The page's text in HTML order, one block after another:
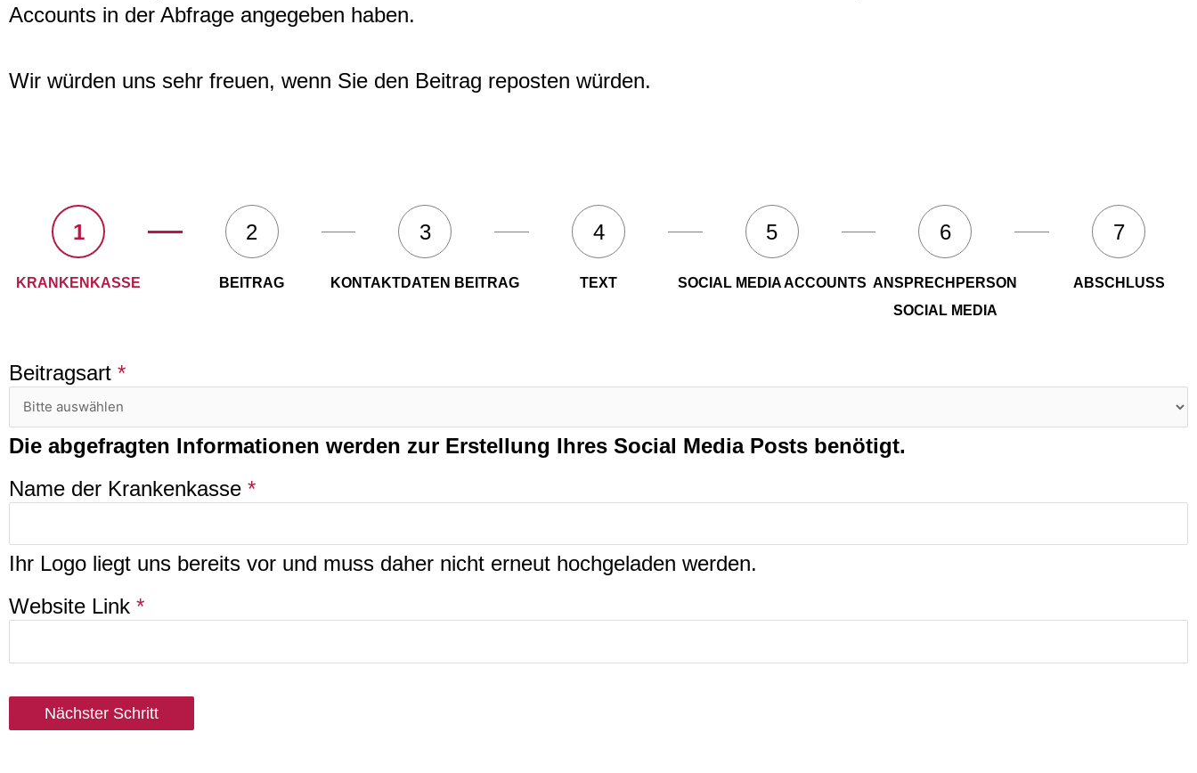
Accounts in der Abfrage angegeben haben.
Wir würden uns sehr freuen, wenn Sie den Beitrag reposten würden.
1
KRANKENKASSE
2
BEITRAG
3
KONTAKTDATEN BEITRAG
4
TEXT
5
SOCIAL MEDIA ACCOUNTS
6
ANSPRECHPERSON
SOCIAL MEDIA
7
ABSCHLUSS
Beitragsart *
Die abgefragten Informationen werden zur Erstellung Ihres Social Media Posts benötigt.
Name der Krankenkasse *
Ihr Logo liegt uns bereits vor und muss daher nicht erneut hochgeladen werden.
Website Link *
Nächster Schritt